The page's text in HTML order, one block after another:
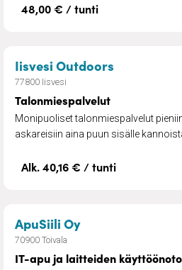
48,00 € / tunti
Iisvesi Outdoors
77800 Iisvesi
Talonmiespalvelut
Monipuoliset talonmiespalvelut
askareisiin aina puun sisälle
Alk. 40,16 € / tunti
ApuSiili Oy– IT-apu ja
70900 Toivala
IT-apu ja laitteiden